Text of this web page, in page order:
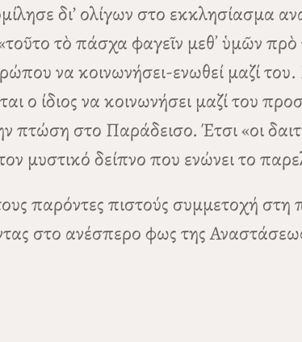
δι’ ολίγων στο εκκλησίασμα
τὸ πάσχα φαγεῖν μεθ᾽ ὑμῶν
να κοινωνήσει-ενωθεί μαζί
ο ίδιος να κοινωνήσει μαζί του
πτώση στο Παράδεισο. Έτσι «οι
μυστικό δείπνο που ενώνει το
παρόντες πιστούς συμμετοχή
στο ανέσπερο φως της